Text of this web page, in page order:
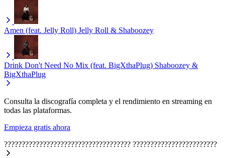
Amen (feat. Jelly Roll) Jelly Roll & Shaboozey
Drink Don't Need No Mix (feat. BigXthaPlug) Shaboozey &
BigXthaPlug
Consulta la discografía completa y el rendimiento en streaming en
todas las plataformas.
Empieza gratis ahora
???????????????????????????????????? ????????????????????????